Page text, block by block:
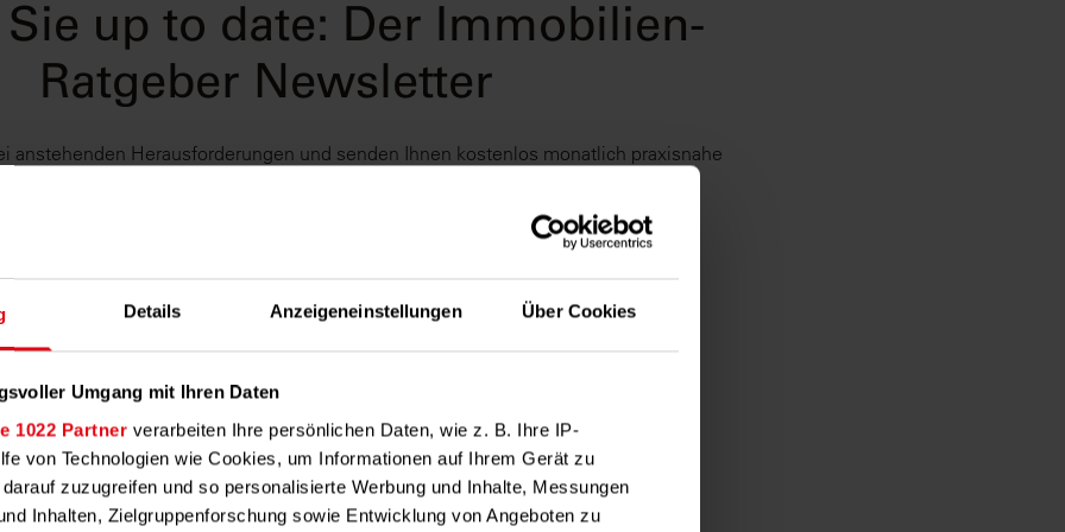
Details Anzeigeneinstellungen Über Cookies
Umgang mit Ihren Daten
1022 Partner verarbeiten Ihre persönlichen Daten, wie z. B. Ihre IP-
von Technologien wie Cookies, um Informationen auf Ihrem Gerät zu
zuzugreifen und so personalisierte Werbung und Inhalte, Messungen
Inhalten, Zielgruppenforschung sowie Entwicklung von Angeboten zu
Sie up to date: Der Immobilien-
Ratgeber Newsletter
anstehenden Herausforderungen und senden Ihnen kostenlos monatlich praxisnahe
*
.